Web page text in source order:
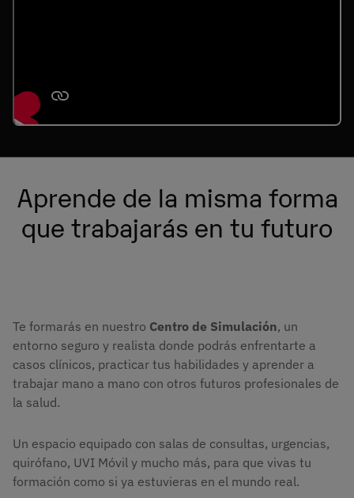
Aprende de la misma forma
que trabajarás en tu futuro
Te formarás en nuestro Centro de Simulación, un
entorno seguro y realista donde podrás enfrentarte a
casos clínicos, practicar tus habilidades y aprender a
trabajar mano a mano con otros futuros profesionales de
la salud.
Un espacio equipado con salas de consultas, urgencias,
quirófano, UVI Móvil y mucho más, para que vivas tu
formación como si ya estuvieras en el mundo real.